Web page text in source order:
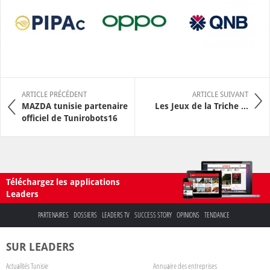
ARTICLE PRÉCÉDENT
MAZDA tunisie partenaire
officiel de Tunirobots16
ARTICLE SUIVANT
Les Jeux de la Triche …
Téléchargez les applications
Leaders
PARTENAIRES DOSSIERS LEADERS TV SUCCESS STORY OPINIONS TENDANCE
SUR LEADERS
Actualités Tunisie Annuaire des entreprises